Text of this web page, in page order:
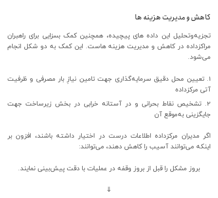
کاهش و مدیریت هزینه ها
تجزیه‌وتحلیل این داده‏ های پیچیده، همچنین کمک بسزایی برای راهبران
مراکزداده در کاهش و مدیریت هزینه ‏هاست. این کمک به دو شکل انجام
می‌شود.
تعیین محل دقیق سرمایه‌گذاری جهت تامین نیازِ بار مصرفی و ظرفیت
آتی مرکزداده
تشخیص نقاط بحرانی و در آستانه خرابی در بخش زیرساخت جهت
جایگزینی به‌موقع آن
اگر مدیران مرکزداده اطلاعات درست در اختیار داشته باشند، افزون بر
اینکه می‌توانند آسیب را کاهش دهند، می‌توانند:
بروز مشکل را قبل از بروز وقفه در عملیات با دقت پیش‌بینی نمایند.
⇓